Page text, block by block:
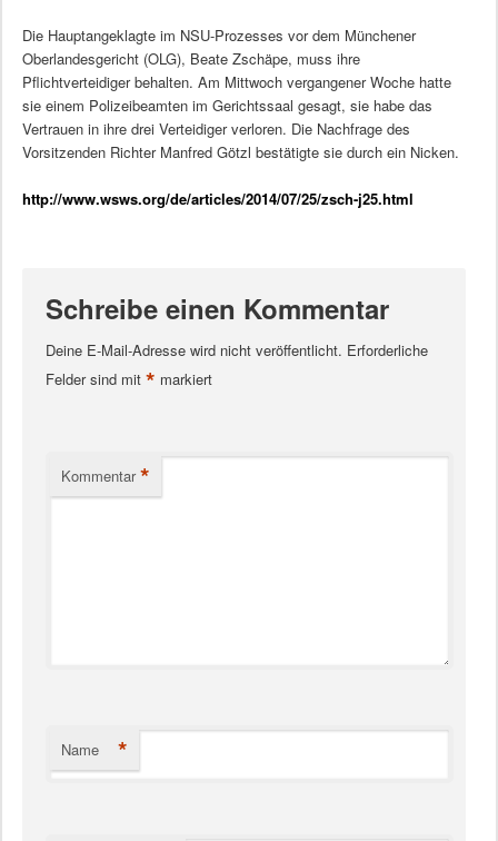
Die Hauptangeklagte im NSU-Prozesses vor dem Münchener
Oberlandesgericht (OLG), Beate Zschäpe, muss ihre
Pflichtverteidiger behalten. Am Mittwoch vergangener Woche hatte
sie einem Polizeibeamten im Gerichtssaal gesagt, sie habe das
Vertrauen in ihre drei Verteidiger verloren. Die Nachfrage des
Vorsitzenden Richter Manfred Götzl bestätigte sie durch ein Nicken.
http://www.wsws.org/de/articles/2014/07/25/zsch-j25.html
Schreibe einen Kommentar
Deine E-Mail-Adresse wird nicht veröffentlicht. Erforderliche
Felder sind mit * markiert
Kommentar *
Name *